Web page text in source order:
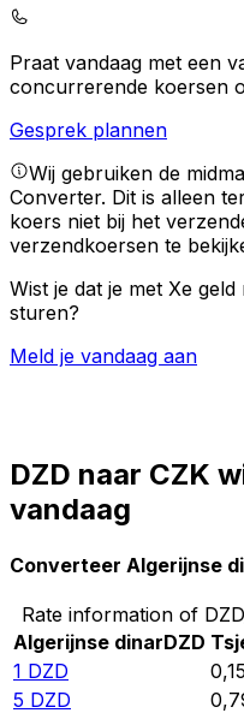
Praat vandaag met een
concurrerende koersen
Gesprek plannen
Wij gebruiken de
Converter. Dit is alleen
koers niet bij het
verzendkoersen te
Wist je dat je met Xe
sturen?
Meld je vandaag aan
DZD naar CZK
vandaag
Converteer Algerijnse
Rate information of
Algerijnse dinarDZD
1 DZD
5 DZD